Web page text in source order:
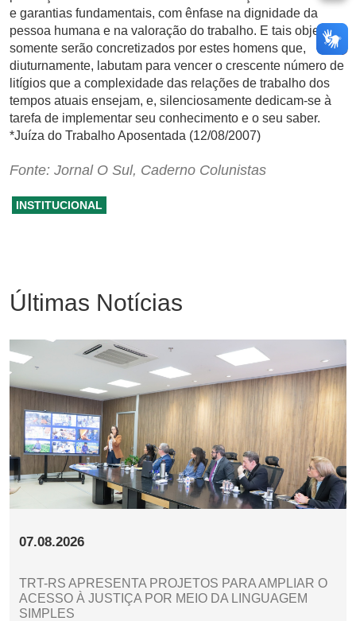
e garantias fundamentais, com ênfase na dignidade da
pessoa humana e na valoração do trabalho. E tais objetivos
somente serão concretizados por estes homens que,
diuturnamente, labutam para vencer o crescente número de
litígios que a complexidade das relações de trabalho dos
tempos atuais ensejam, e, silenciosamente dedicam-se à
tarefa de implementar seu conhecimento e o seu saber.
*Juíza do Trabalho Aposentada (12/08/2007)
Fonte: Jornal O Sul, Caderno Colunistas
INSTITUCIONAL
Últimas Notícias
07.08.2026
TRT-RS APRESENTA PROJETOS PARA AMPLIAR O
ACESSO À JUSTIÇA POR MEIO DA LINGUAGEM
SIMPLES